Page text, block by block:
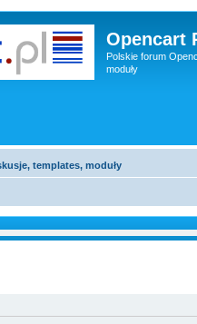
Opencart
Polskie forum
moduły
templates, moduły